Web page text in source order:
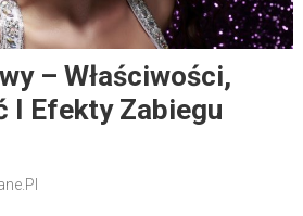
– Właściwości,
I Efekty Zabiegu